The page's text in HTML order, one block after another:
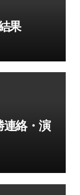
果
連絡・演